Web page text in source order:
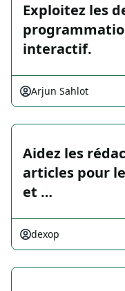
Exploitez les
interactif.
Arjun Sahlot
Aidez les
articles pour
et …
dexop